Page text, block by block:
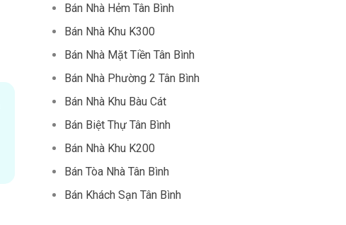
Bán Nhà Hẻm Tân Bình
Bán Nhà Khu K300
Bán Nhà Mặt Tiền Tân Bình
Bán Nhà Phường 2 Tân Bình
Bán Nhà Khu Bàu Cát
Bán Biệt Thự Tân Bình
Bán Nhà Khu K200
Bán Tòa Nhà Tân Bình
Bán Khách Sạn Tân Bình